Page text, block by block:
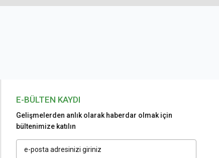
E-BÜLTEN KAYDI
Gelişmelerden anlık olarak haberdar olmak için
bültenimize katılın